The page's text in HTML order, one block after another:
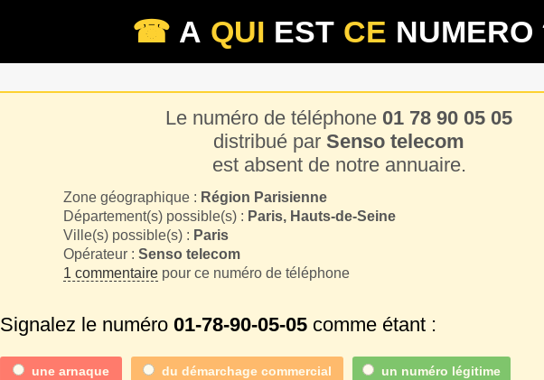
☎ A QUI EST CE NUMERO
Le numéro de téléphone 01 78 90 05 05
distribué par Senso telecom
est absent de notre annuaire.
Zone géographique : Région Parisienne
Département(s) possible(s) : Paris, Hauts-de-Seine
Ville(s) possible(s) : Paris
Opérateur : Senso telecom
1 commentairepour ce numéro de téléphone
Signalez le numéro 01-78-90-05-05 comme étant :
une arnaque du démarchage commercial un numéro légitime